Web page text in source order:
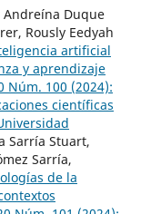
Andreína Duque
Rously Eedyah
artificial
y aprendizaje
Núm. 100 (2024):
científicas
Sarría Stuart,
Sarría,
de la